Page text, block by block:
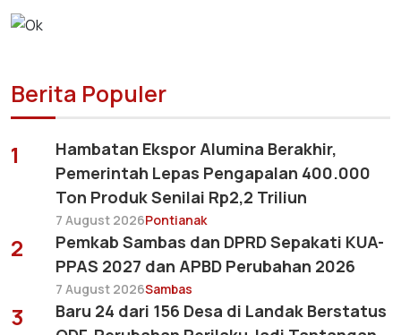
Berita Populer
1
Hambatan Ekspor Alumina Berakhir,
Pemerintah Lepas Pengapalan 400.000
Ton Produk Senilai Rp2,2 Triliun
7 August 2026Pontianak
2
Pemkab Sambas dan DPRD Sepakati KUA-
PPAS 2027 dan APBD Perubahan 2026
7 August 2026Sambas
3
Baru 24 dari 156 Desa di Landak Berstatus